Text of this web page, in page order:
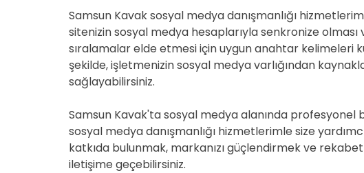
Samsun Kavak sosyal medya danışmanlığı
sitenizin sosyal medya hesaplarıyla senkronize
sıralamalar elde etmesi için uygun anahtar kelimeleri
şekilde, işletmenizin sosyal medya varlığından
sağlayabilirsiniz.
Samsun Kavak'ta sosyal medya alanında profesyonel
sosyal medya danışmanlığı hizmetlerimle size
katkıda bulunmak, markanızı güçlendirmek ve
iletişime geçebilirsiniz.